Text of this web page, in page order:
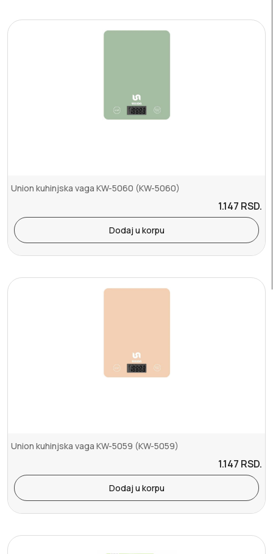
Union kuhinjska vaga KW-5060 (KW-5060)
1.147 RSD.
Dodaj u korpu
Union kuhinjska vaga KW-5059 (KW-5059)
1.147 RSD.
Dodaj u korpu